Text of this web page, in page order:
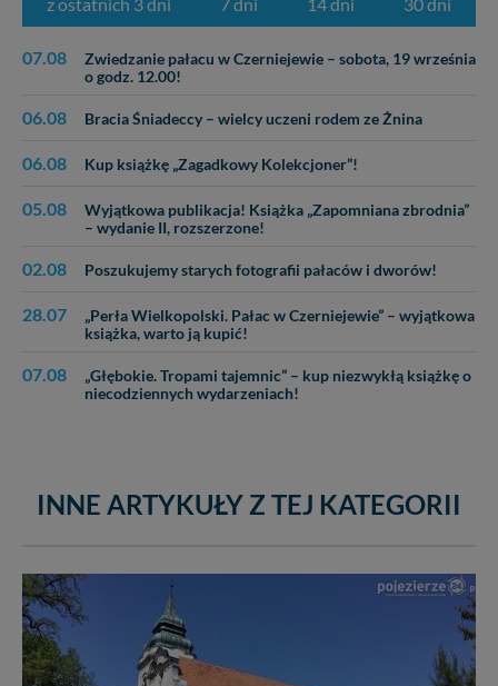
07.08
Zwiedzanie pałacu w Czerniejewie – sobota, 19 września
o godz. 12.00!
06.08 Bracia Śniadeccy – wielcy uczeni rodem ze Żnina
06.08 Kup książkę „Zagadkowy Kolekcjoner”!
05.08
Wyjątkowa publikacja! Książka „Zapomniana zbrodnia”
– wydanie II, rozszerzone!
02.08 Poszukujemy starych fotografii pałaców i dworów!
28.07
„Perła Wielkopolski. Pałac w Czerniejewie” – wyjątkowa
książka, warto ją kupić!
07.08
„Głębokie. Tropami tajemnic” – kup niezwykłą książkę o
niecodziennych wydarzeniach!
INNE ARTYKUŁY Z TEJ KATEGORII
Nasz serwis nie wykorzystuje oraz nie udostępnia
Twoich danych innym podmiotom oraz osobom
trzecim. Wyjątkiem jest sytuacja, gdy przekazanie
Twoich danych jest elementem usługi (przekazanie
w przypadku rezerwacji usług typu: nocleg, czartery,
serwisu wRegulaminie Serwisu.
Administratorem Twoich danych jest firma: Media
Lokalne Karol Soberski, z siedzibą w Gnieźnie, na os.
za pośrednictwem tejstrony.
W każdej chwili możesz: zażądać dostępu do swoich
danych, zażądać ich poprawienia lub usunięcia,
zawsze jest możliwe techniczne zrealizowanie Twoich
praw w odniesieniu do informacji zawartych w plikach
Dziękujemy.
wakacje...